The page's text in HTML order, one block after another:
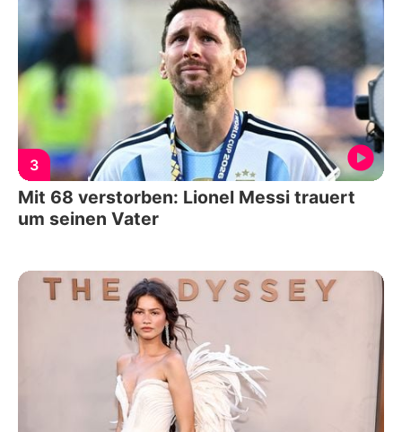
3
Mit 68 verstorben: Lionel Messi trauert
um seinen Vater